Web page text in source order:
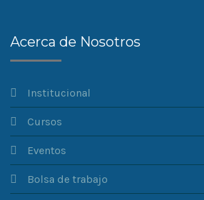
Acerca de Nosotros
Institucional
Cursos
Eventos
Bolsa de trabajo